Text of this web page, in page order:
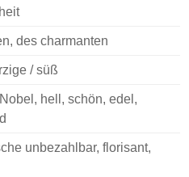
des charmanten
/ süß
hell, schön, edel,
unbezahlbar, florisant,